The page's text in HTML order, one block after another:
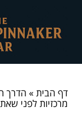
דף הבית» הדרך
מרכזיות לפני